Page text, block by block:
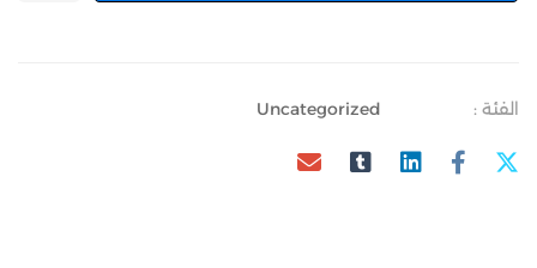
الفئة : Uncategorized